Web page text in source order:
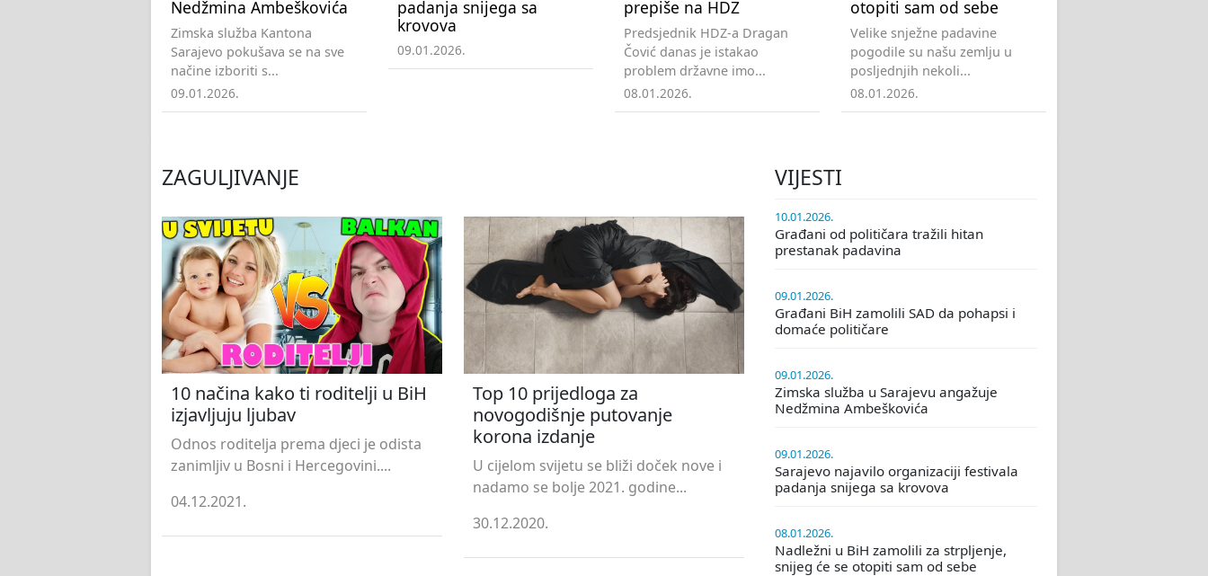
Nedžmina Ambeškovića
Zimska služba Kantona
Sarajevo pokušava se na sve
načine izboriti s...
09.01.2026.
padanja snijega sa
krovova
09.01.2026.
prepiše na HDZ
Predsjednik HDZ-a Dragan
Čović danas je istakao
problem državne imo...
08.01.2026.
otopiti sam od sebe
Velike snježne padavine
pogodile su našu zemlju u
posljednjih nekoli...
08.01.2026.
ZAGULJIVANJE
10 načina kako ti roditelji u BiH
izjavljuju ljubav
Odnos roditelja prema djeci je odista
zanimljiv u Bosni i Hercegovini....
04.12.2021.
Top 10 prijedloga za
novogodišnje putovanje
korona izdanje
U cijelom svijetu se bliži doček nove i
nadamo se bolje 2021. godine...
30.12.2020.
VIJESTI
10.01.2026.
Građani od političara tražili hitan
prestanak padavina
09.01.2026.
Građani BiH zamolili SAD da pohapsi i
domaće političare
09.01.2026.
Zimska služba u Sarajevu angažuje
Nedžmina Ambeškovića
09.01.2026.
Sarajevo najavilo organizaciji festivala
padanja snijega sa krovova
08.01.2026.
Nadležni u BiH zamolili za strpljenje,
snijeg će se otopiti sam od sebe